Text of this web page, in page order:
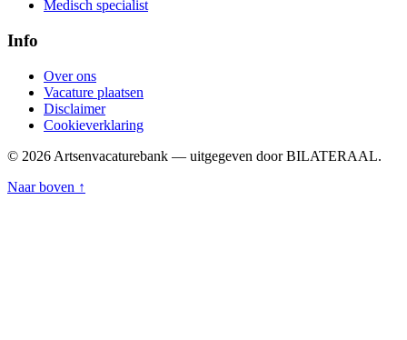
Medisch specialist
Info
Over ons
Vacature plaatsen
Disclaimer
Cookieverklaring
© 2026 Artsenvacaturebank — uitgegeven door BILATERAAL.
Naar boven ↑